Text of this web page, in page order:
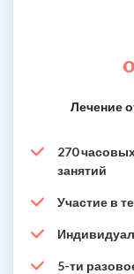
Лечение
270
занятий
Участие в
5-ти